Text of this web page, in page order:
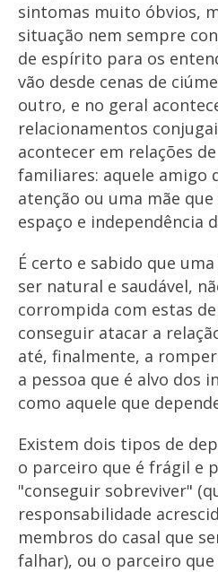
sintomas muito óbvios,
situação nem sempre
de espírito para os
vão desde cenas de
outro, e no geral
relacionamentos
acontecer em relações
familiares: aquele amigo
atenção ou uma mãe
espaço e independência
É certo e sabido que
ser natural e saudável,
corrompida com estas
conseguir atacar a
até, finalmente, a
a pessoa que é alvo dos
como aquele que
Existem dois tipos de
o parceiro que é frágil e
"conseguir sobreviver"
responsabilidade
membros do casal que
falhar), ou o parceiro